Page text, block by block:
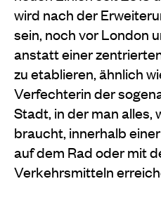
wird nach der
sein, noch vor London
anstatt einer
zu etablieren, ähnlich
Verfechterin der
Stadt, in der man alles,
braucht, innerhalb
auf dem Rad oder mit
Verkehrsmitteln